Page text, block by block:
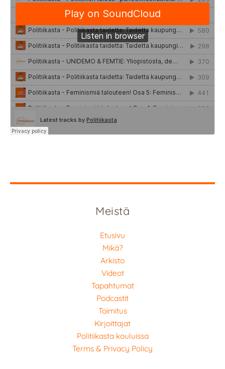
Meistä
Etusivu
Mikä?
Arkisto
Videot
Tapahtumat
Podcastit
Toimitus
Kirjoittajat
Politiikasta kouluissa
Terms & Privacy Policy